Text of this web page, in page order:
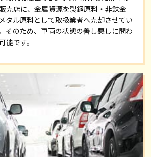
売店に、金属資源を製鋼原料・非鉄金
タル原料として取扱業者へ売却させてい
そのため、車両の状態の善し悪しに問わ
能です。